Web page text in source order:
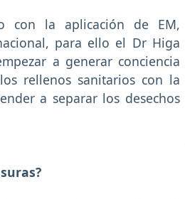
con la aplicación de EM,
para ello el Dr Higa
a generar conciencia
rellenos sanitarios con la
a separar los desechos